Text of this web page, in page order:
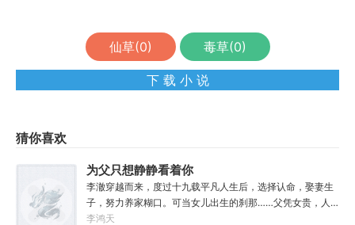
仙草(0) 毒草(0)
下 载 小 说
猜你喜欢
为父只想静静看着你
长生
李澈穿越而来，度过十九载平凡人生后，选择认命，娶妻生
子，努力养家糊口。可当女儿出生的刹那……父凭女贵，人
生不再平凡。……女儿平安出生，你获得道果【仙工】女儿
李鸿天